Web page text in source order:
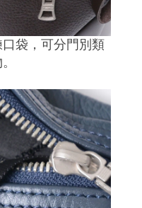
袋，可分門別類